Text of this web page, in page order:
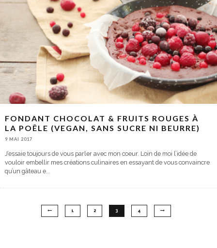
FONDANT CHOCOLAT & FRUITS ROUGES À
LA POÊLE (VEGAN, SANS SUCRE NI BEURRE)
9 MAI 2017
J’essaie toujours de vous parler avec mon coeur. Loin de moi l’idée de
vouloir embellir mes créations culinaires en essayant de vous convaincre
qu’un gâteau e...
1 2 3 4